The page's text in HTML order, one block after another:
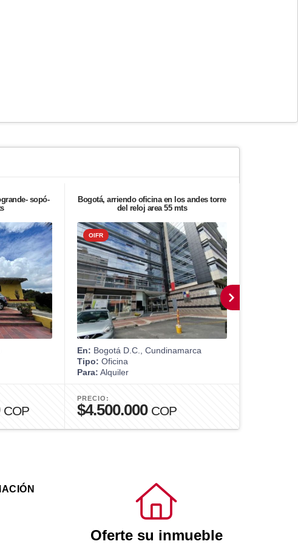
sopó-
COP
Bogotá, arriendo oficina en los andes torre
del reloj area 55 mts
OIFR
En: Bogotá D.C., Cundinamarca
Tipo: Oficina
Para: Alquiler
PRECIO:
$4.500.000 COP
Oferte su inmueble